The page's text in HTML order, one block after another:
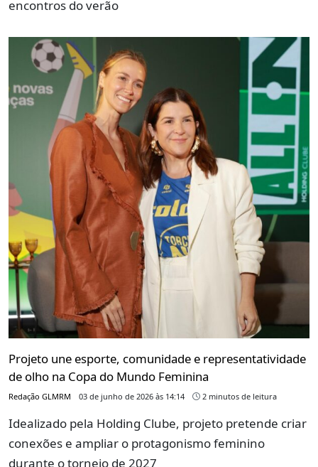
encontros do verão
Projeto une esporte, comunidade e representatividade
de olho na Copa do Mundo Feminina
Redação GLMRM 03 de junho de 2026 às 14:14 2 minutos de leitura
Idealizado pela Holding Clube, projeto pretende criar
conexões e ampliar o protagonismo feminino
durante o torneio de 2027